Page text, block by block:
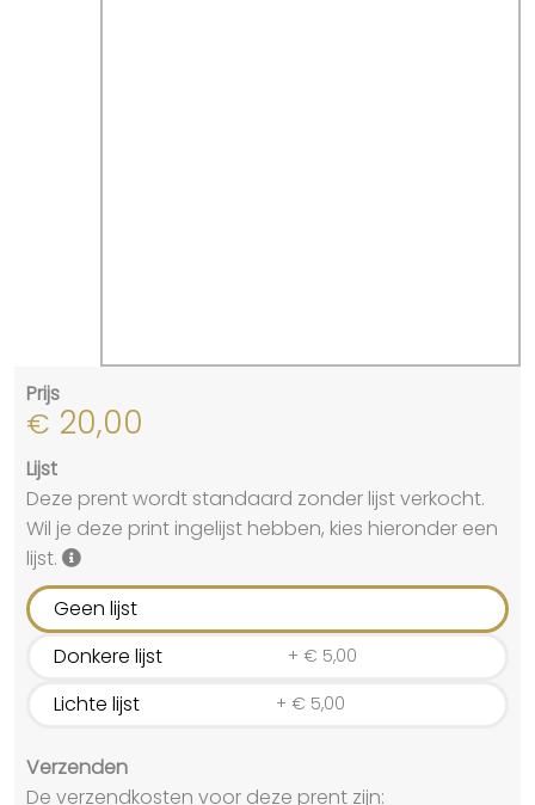
Prijs
€ 20,00
Lijst
Deze prent wordt standaard zonder lijst verkocht.
Wil je deze print ingelijst hebben, kies hieronder een
lijst.
Geen lijst
Donkere lijst
+ € 5,00
Lichte lijst + € 5,00
Verzenden
De verzendkosten voor deze prent zijn: